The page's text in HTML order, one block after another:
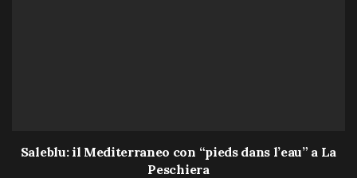
Saleblu: il Mediterraneo con “pieds dans l’eau” a La
Peschiera